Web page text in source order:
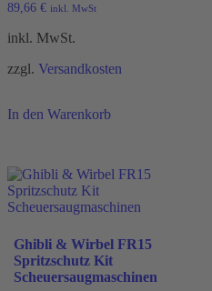
89,66 € inkl. MwSt
inkl. MwSt.
zzgl. Versandkosten
In den Warenkorb
Ghibli & Wirbel FR15
Spritzschutz Kit
Scheuersaugmaschinen